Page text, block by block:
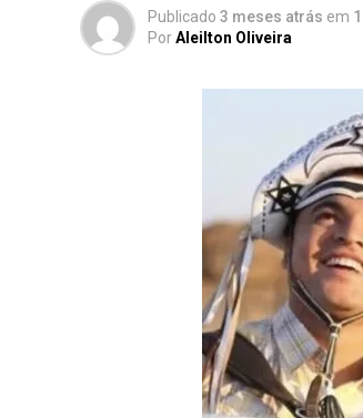
Publicado 3 meses atrás em
PorAleilton Oliveira